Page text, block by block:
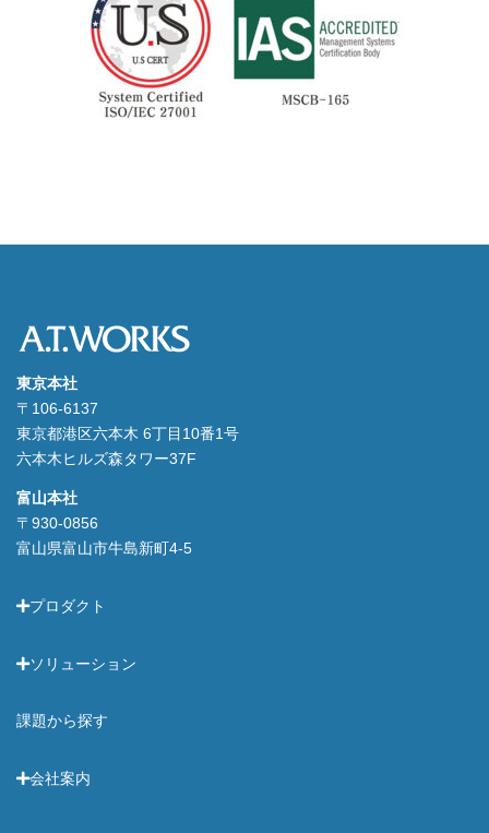
東京本社
〒106-6137
東京都港区六本木 6丁目10番1号
六本木ヒルズ森タワー37F
富山本社
〒930-0856
富山県富山市牛島新町4-5
プロダクト
ソリューション
課題から探す
会社案内